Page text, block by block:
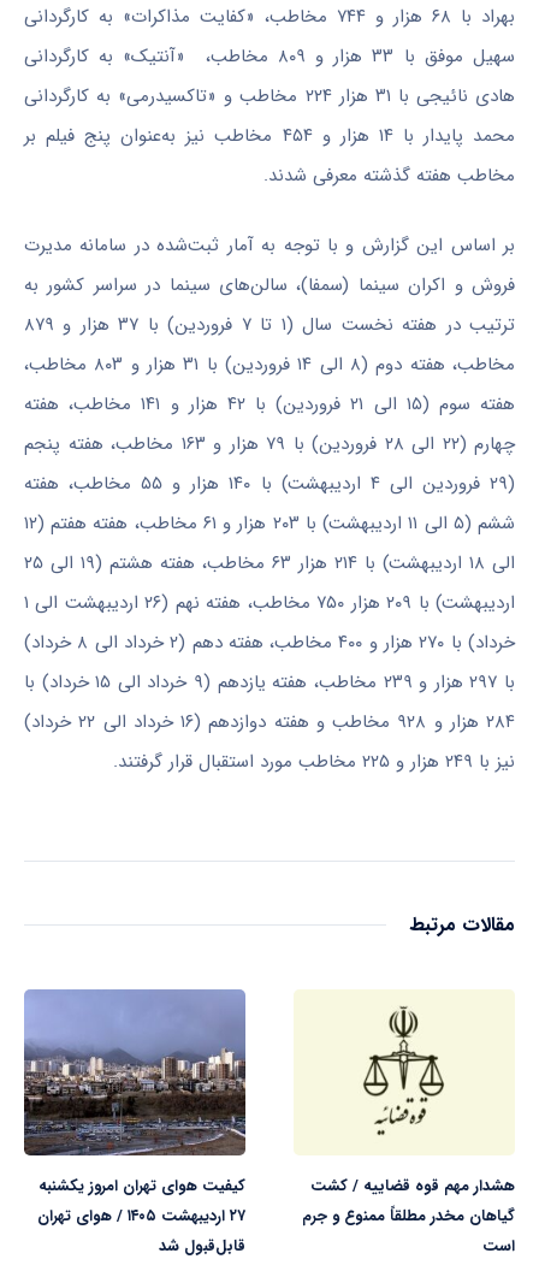
بهراد با ۶۸ هزار و ۷۴۴ مخاطب، «کفایت مذاکرات» به کارگردانی
سهیل موفق با ۳۳ هزار و ۸۰۹ مخاطب، «آنتیک» به کارگردانی
هادی نائیجی با ۳۱ هزار ۲۲۴ مخاطب و «تاکسیدرمی» به کارگردانی
محمد پایدار با ۱۴ هزار و ۴۵۴ مخاطب نیز به‌عنوان پنج فیلم بر
مخاطب هفته گذشته معرفی شدند.
بر اساس این گزارش و با توجه به آمار ثبت‌شده در سامانه مدیرت
فروش و اکران سینما (سمفا)، سالن‌های سینما در سراسر کشور به
ترتیب در هفته نخست سال (۱ تا ۷ فروردین) با ۳۷ هزار و ۸۷۹
مخاطب، هفته دوم (۸ الی ۱۴ فروردین) با ۳۱ هزار و ۸۰۳ مخاطب،
هفته سوم (۱۵ الی ۲۱ فروردین) با ۴۲ هزار و ۱۴۱ مخاطب، هفته
چهارم (۲۲ الی ۲۸ فروردین) با ۷۹ هزار و ۱۶۳ مخاطب، هفته پنجم
(۲۹ فروردین الی ۴ اردیبهشت) با ۱۴۰ هزار و ۵۵ مخاطب، هفته
ششم (۵ الی ۱۱ اردیبهشت) با ۲۰۳ هزار و ۶۱ مخاطب، هفته هفتم (۱۲
الی ۱۸ اردیبهشت) با ۲۱۴ هزار ۶۳ مخاطب، هفته هشتم (۱۹ الی ۲۵
اردیبهشت) با ۲۰۹ هزار ۷۵۰ مخاطب، هفته نهم (۲۶ اردیبهشت الی ۱
خرداد) با ۲۷۰ هزار و ۴۰۰ مخاطب، هفته دهم (۲ خرداد الی ۸ خرداد)
با ۲۹۷ هزار و ۲۳۹ مخاطب، هفته یازدهم (۹ خرداد الی ۱۵ خرداد) با
۲۸۴ هزار و ۹۲۸ مخاطب و هفته دوازدهم (۱۶ خرداد الی ۲۲ خرداد)
نیز با ۲۴۹ هزار و ۲۲۵ مخاطب مورد استقبال قرار گرفتند.
مقالات مرتبط
هشدار مهم قوه قضاییه / کشت
گیاهان مخدر مطلقاً ممنوع و جرم
است
کیفیت هوای تهران امروز یکشنبه
۲۷ اردیبهشت ۱۴۰۵ / هوای تهران
قابل‌قبول شد